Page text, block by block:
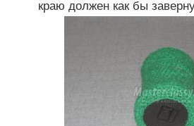
краю должен как бы